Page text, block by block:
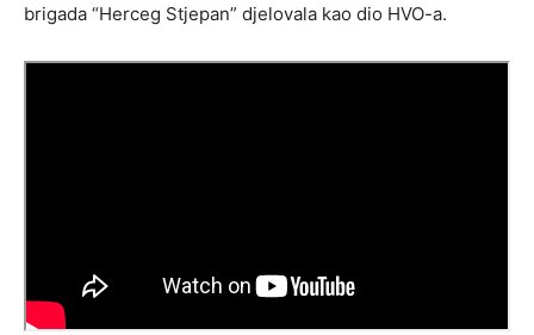
brigada “Herceg Stjepan” djelovala kao dio HVO-a.